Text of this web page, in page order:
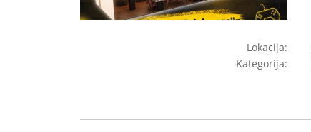
Lokacija:
Kategorija: